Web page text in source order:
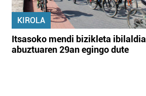
KIROLA
Itsasoko mendi bizikleta ibilaldia
abuztuaren 29an egingo dute